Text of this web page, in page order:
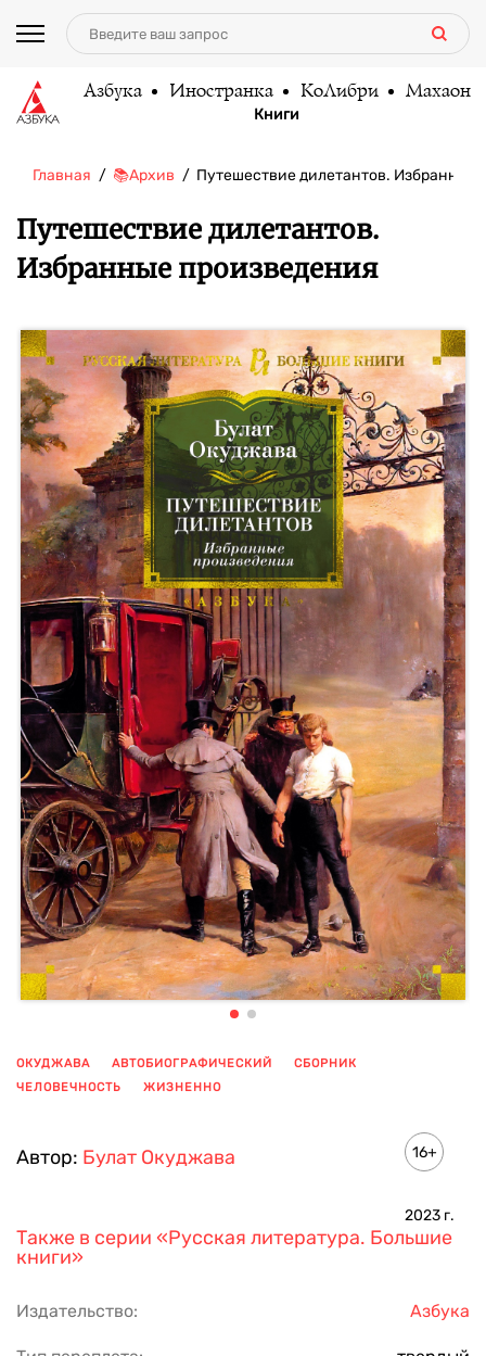
Азбука Иностранка КоЛибри Махаон
Книги
Главная 📚Архив Путешествие дилетантов. Избранные…
Путешествие дилетантов.
Избранные произведения
ОКУДЖАВА АВТОБИОГРАФИЧЕСКИЙ
СБОРНИК
ЧЕЛОВЕЧНОСТЬ
ЖИЗНЕННО
Автор: Булат Окуджава 16+
2023 г.
Также в серии «Русская литература. Большие
книги»
Издательство: Азбука